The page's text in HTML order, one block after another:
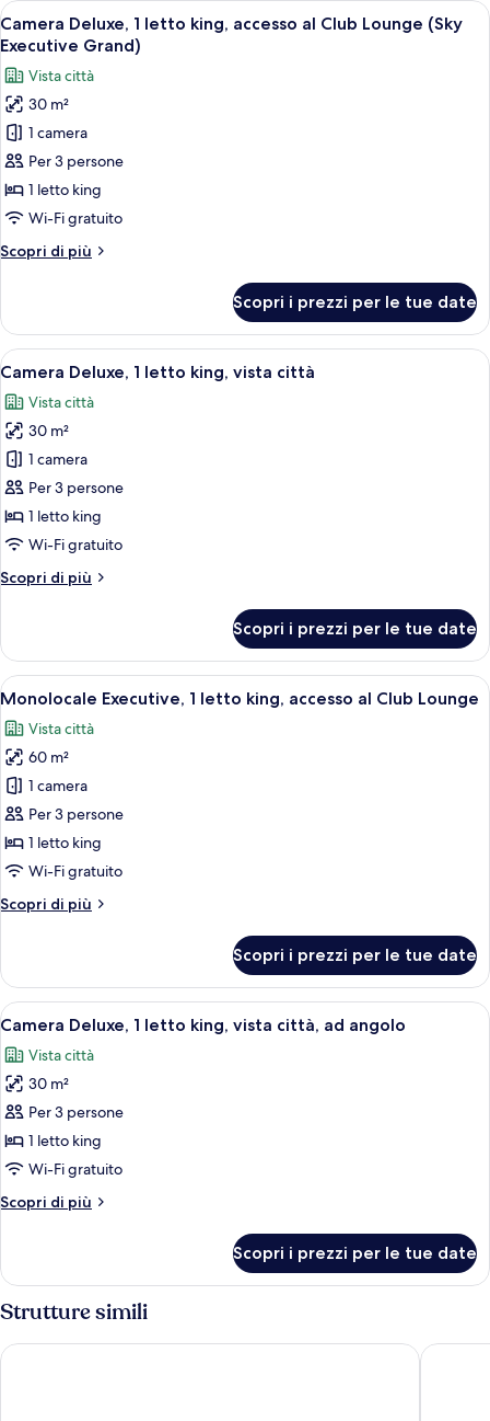
(Sky
Executive)
letto
king,
al
Club
Lounge
(Sky
Executive)
Apri
tutte
le
foto
per
Camera
Deluxe,
1
letto
accesso
Lounge
(Sky
Executive
Grand)
Camera d'albergo con un letto
9
Camera Deluxe, 1 letto king, accesso al Club Lounge (Sky
Executive Grand)
Vista città
30 m²
1 camera
Per 3 persone
1 letto king
Wi-Fi gratuito
Scopri di più
Altri
Deluxe,
letto
accesso
al
Club
Lounge
(Sky
Executive
Grand)
Scopri i prezzi per le tue date
Apri
tutte
le
foto
per
Camera
Deluxe,
1
king,
Una camera d'albergo con un letto
8
Camera Deluxe, 1 letto king, vista città
Vista città
30 m²
1 camera
Per 3 persone
1 letto king
Wi-Fi gratuito
Scopri di più
Altri
Deluxe,
letto
vista
città
Scopri i prezzi per le tue date
Apri
tutte
le
foto
per
Monolocale
Executive,
1
king,
Club
Lounge
Biancheria da letto ipoallergenica,
10
Monolocale Executive, 1 letto king, accesso al Club Lounge
Vista città
60 m²
1 camera
Per 3 persone
1 letto king
Wi-Fi gratuito
Scopri di più
Altri
Executive,
letto
accesso
al
Lounge
Scopri i prezzi per le tue date
Apri
tutte
le
foto
per
Camera
Deluxe,
letto
città,
ad
angolo
Camera d'albergo con un letto
7
Camera Deluxe, 1 letto king, vista città, ad angolo
Vista città
30 m²
Per 3 persone
1 letto king
Wi-Fi gratuito
Scopri di più
Altri
Deluxe,
letto
vista
Scopri i prezzi per le tue date
Strutture simili
The Reverie Saigon - The Leading Hotels of the WorldMai